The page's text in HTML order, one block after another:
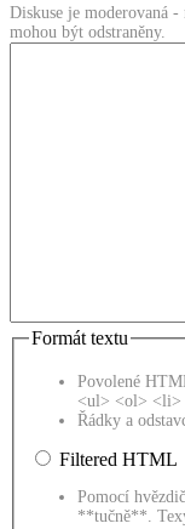
Diskuse je moderovaná -
mohou být odstraněny.
Formát textu
Povolené
<ul> <ol> <li>
Řádky a
Filtered HTML
Pomocí
**tučně**.